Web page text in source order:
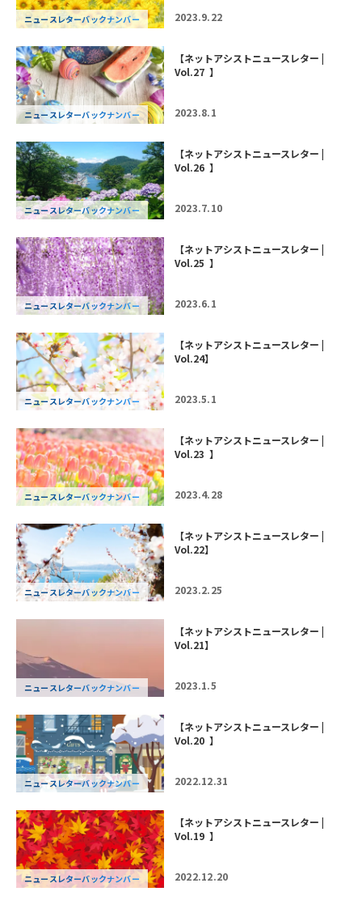
ニュースレターバックナンバー 2023.9.22
ニュースレターバックナンバー
【ネットアシストニュースレター |
Vol.27 】
2023.8.1
ニュースレターバックナンバー
【ネットアシストニュースレター |
Vol.26 】
2023.7.10
ニュースレターバックナンバー
【ネットアシストニュースレター |
Vol.25 】
2023.6.1
ニュースレターバックナンバー
【ネットアシストニュースレター |
Vol.24】
2023.5.1
ニュースレターバックナンバー
【ネットアシストニュースレター |
Vol.23 】
2023.4.28
ニュースレターバックナンバー
【ネットアシストニュースレター |
Vol.22】
2023.2.25
ニュースレターバックナンバー
【ネットアシストニュースレター |
Vol.21】
2023.1.5
ニュースレターバックナンバー
【ネットアシストニュースレター |
Vol.20 】
2022.12.31
ニュースレターバックナンバー
【ネットアシストニュースレター |
Vol.19 】
2022.12.20